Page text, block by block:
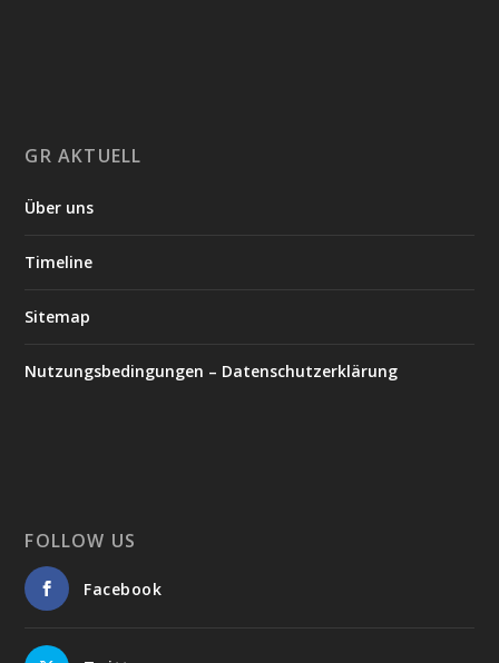
GR AKTUELL
Über uns
Timeline
Sitemap
Nutzungsbedingungen – Datenschutzerklärung
FOLLOW US
Facebook